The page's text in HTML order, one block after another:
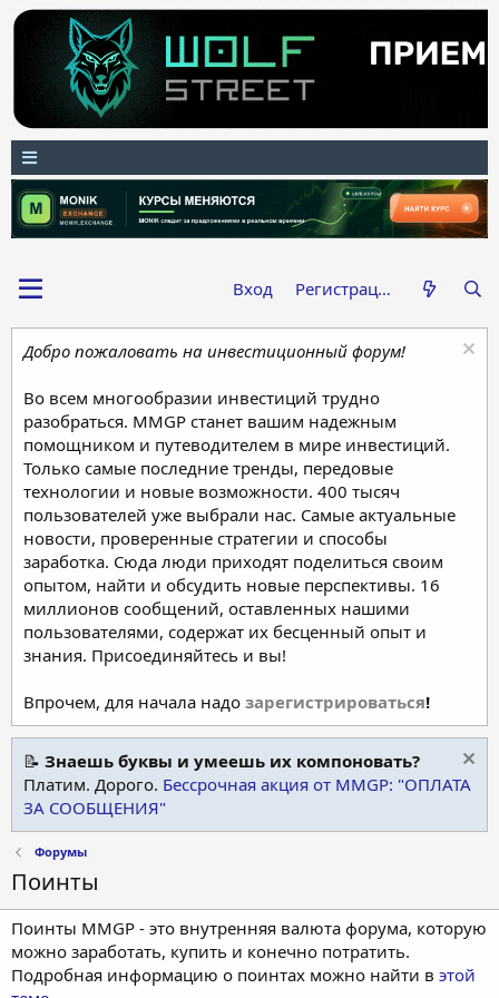
Вход Регистрация
Добро пожаловать на инвестиционный форум!
Во всем многообразии инвестиций трудно
разобраться. MMGP станет вашим надежным
помощником и путеводителем в мире инвестиций.
Только самые последние тренды, передовые
технологии и новые возможности. 400 тысяч
пользователей уже выбрали нас. Самые актуальные
новости, проверенные стратегии и способы
заработка. Сюда люди приходят поделиться своим
опытом, найти и обсудить новые перспективы. 16
миллионов сообщений, оставленных нашими
пользователями, содержат их бесценный опыт и
знания. Присоединяйтесь и вы!
Впрочем, для начала надо зарегистрироваться!
📝 Знаешь буквы и умеешь их компоновать?
Платим. Дорого. Бессрочная акция от MMGP: "ОПЛАТА
ЗА СООБЩЕНИЯ"
Форумы
Поинты
Поинты MMGP - это внутренняя валюта форума, которую
можно заработать, купить и конечно потратить.
Подробная информацию о поинтах можно найти в этой